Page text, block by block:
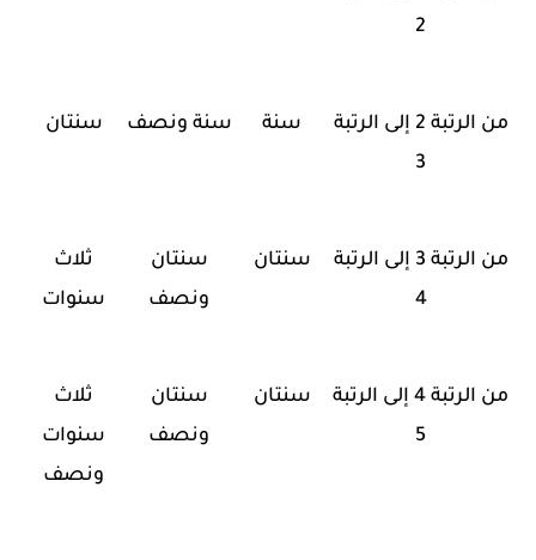
2
من الرتبة 2 إلى الرتبة
3
سنة سنة ونصف سنتان
من الرتبة 3 إلى الرتبة
4
سنتان
سنتان
ونصف
ثلاث
سنوات
من الرتبة 4 إلى الرتبة
5
سنتان
سنتان
ونصف
ثلاث
سنوات
ونصف